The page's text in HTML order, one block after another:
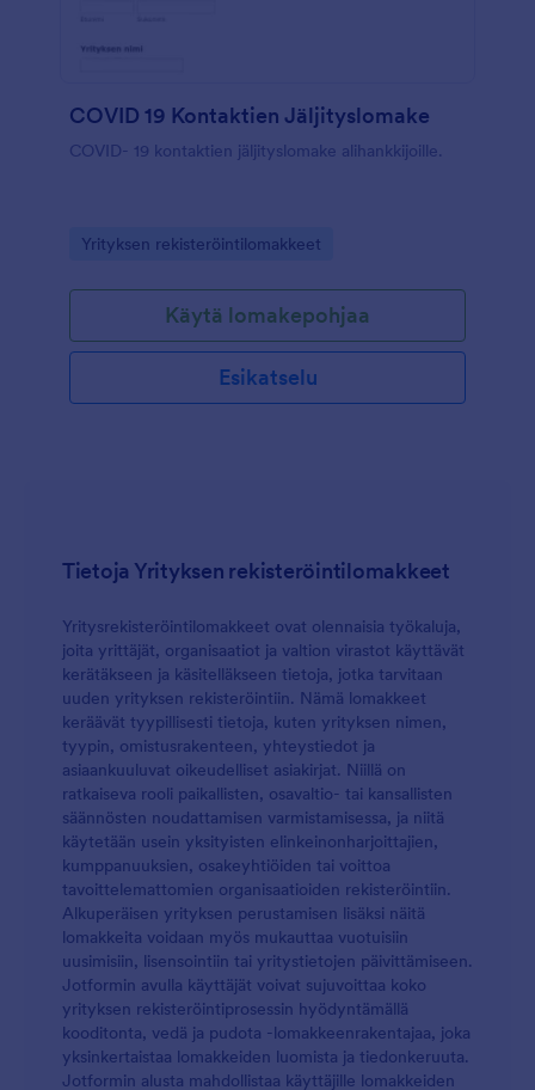
COVID 19 Kontaktien Jäljityslomake
COVID- 19 kontaktien jäljityslomake alihankkijoille.
Go to Category:
Yrityksen rekisteröintilomakkeet
Käytä lomakepohjaa
Esikatselu
Tietoja Yrityksen rekisteröintilomakkeet
Yritysrekisteröintilomakkeet ovat olennaisia työkaluja,
joita yrittäjät, organisaatiot ja valtion virastot käyttävät
kerätäkseen ja käsitelläkseen tietoja, jotka tarvitaan
uuden yrityksen rekisteröintiin. Nämä lomakkeet
keräävät tyypillisesti tietoja, kuten yrityksen nimen,
tyypin, omistusrakenteen, yhteystiedot ja
asiaankuuluvat oikeudelliset asiakirjat. Niillä on
ratkaiseva rooli paikallisten, osavaltio- tai kansallisten
säännösten noudattamisen varmistamisessa, ja niitä
käytetään usein yksityisten elinkeinonharjoittajien,
kumppanuuksien, osakeyhtiöiden tai voittoa
tavoittelemattomien organisaatioiden rekisteröintiin.
Alkuperäisen yrityksen perustamisen lisäksi näitä
lomakkeita voidaan myös mukauttaa vuotuisiin
uusimisiin, lisensointiin tai yritystietojen päivittämiseen.
Jotformin avulla käyttäjät voivat sujuvoittaa koko
yrityksen rekisteröintiprosessin hyödyntämällä
kooditonta, vedä ja pudota -lomakkeenrakentajaa, joka
yksinkertaistaa lomakkeiden luomista ja tiedonkeruuta.
Jotformin alusta mahdollistaa käyttäjille lomakkeiden